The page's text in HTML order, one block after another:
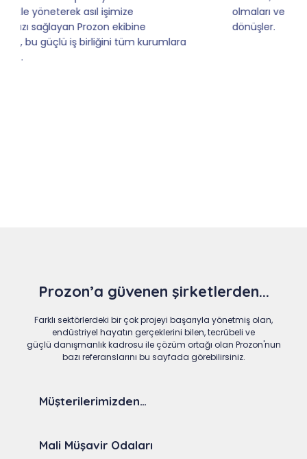
olmaları ve sorularımıza aldığımız hızlı geri
dönüşler.
Prozon’a güvenen şirketlerden...
Farklı sektörlerdeki bir çok projeyi başarıyla yönetmiş olan,
endüstriyel hayatın gerçeklerini bilen, tecrübeli ve
güçlü danışmanlık kadrosu ile çözüm ortağı olan Prozon'nun
bazı referanslarını bu sayfada görebilirsiniz.
Müşterilerimizden…
Mali Müşavir Odaları